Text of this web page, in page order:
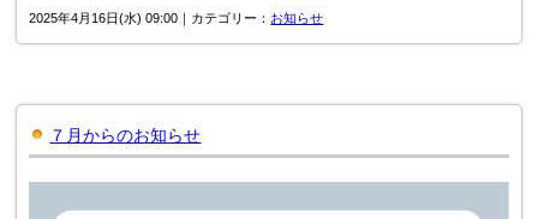
2025年4月16日(水) 09:00｜カテゴリー： お知らせ
７月からのお知らせ